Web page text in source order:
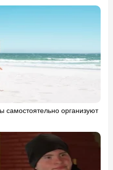
организуют